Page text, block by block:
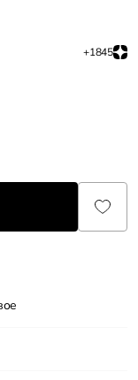
+1845